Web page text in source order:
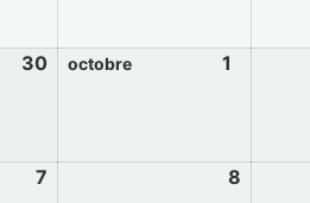
30 octobre 1
7 8